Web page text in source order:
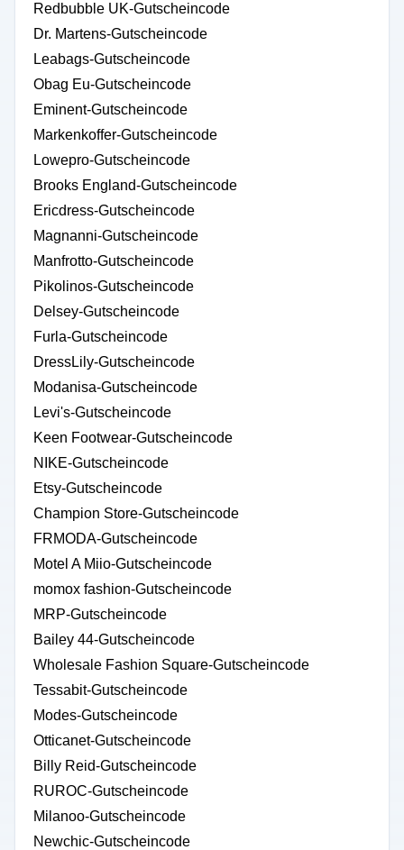
Redbubble UK-Gutscheincode
Dr. Martens-Gutscheincode
Leabags-Gutscheincode
Obag Eu-Gutscheincode
Eminent-Gutscheincode
Markenkoffer-Gutscheincode
Lowepro-Gutscheincode
Brooks England-Gutscheincode
Ericdress-Gutscheincode
Magnanni-Gutscheincode
Manfrotto-Gutscheincode
Pikolinos-Gutscheincode
Delsey-Gutscheincode
Furla-Gutscheincode
DressLily-Gutscheincode
Modanisa-Gutscheincode
Levi's-Gutscheincode
Keen Footwear-Gutscheincode
NIKE-Gutscheincode
Etsy-Gutscheincode
Champion Store-Gutscheincode
FRMODA-Gutscheincode
Motel A Miio-Gutscheincode
momox fashion-Gutscheincode
MRP-Gutscheincode
Bailey 44-Gutscheincode
Wholesale Fashion Square-Gutscheincode
Tessabit-Gutscheincode
Modes-Gutscheincode
Otticanet-Gutscheincode
Billy Reid-Gutscheincode
RUROC-Gutscheincode
Milanoo-Gutscheincode
Newchic-Gutscheincode